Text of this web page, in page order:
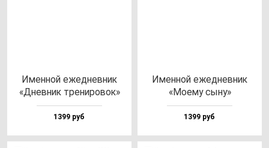
Имен­ной ежед­нев­ник
«Днев­ник тре­ни­ро­вок»
1399 руб
Имен­ной ежед­нев­ник
«Моему сы­ну»
1399 руб